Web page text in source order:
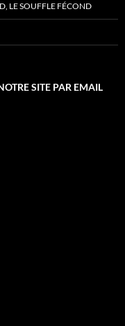
LE SOUFFLE FÉCOND
SITE PAR EMAIL